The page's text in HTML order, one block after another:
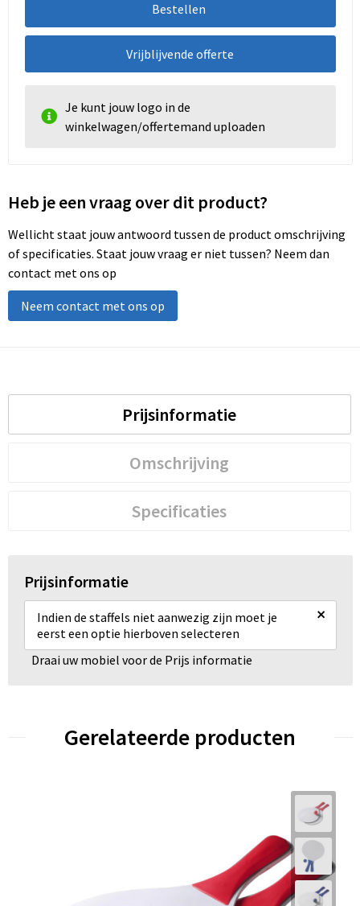
Bestellen
Vrijblijvende offerte
Je kunt jouw logo in de
winkelwagen/offertemand uploaden
Heb je een vraag over dit product?
Wellicht staat jouw antwoord tussen de product omschrijving
of specificaties. Staat jouw vraag er niet tussen? Neem dan
contact met ons op
Neem contact met ons op
Prijsinformatie
Omschrijving
Specificaties
Prijsinformatie
Indien de staffels niet aanwezig zijn moet je
eerst een optie hierboven selecteren
×
Draai uw mobiel voor de Prijs informatie
Gerelateerde producten